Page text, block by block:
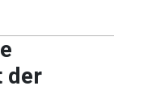
der